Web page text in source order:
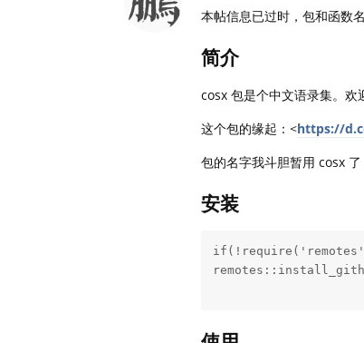
本帖信息已过时，包和函数
简介
cosx 包是个中文语录集。欢
这个包的缘起：<https://
包的名字我斗胆暂用 cosx 了
安装